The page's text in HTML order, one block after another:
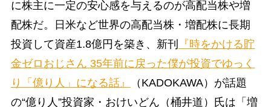
に株主に一定の安心感を与えるのが高配当株や増
配株だ。日米など世界の高配当株・増配株に長期
投資して資産1.8億円を築き、新刊
『時をかける貯
金ゼロおじさん 35年前に戻った僕が投資でゆっく
り「億り人」になる話』
（KADOKAWA）が話題
の“億り人”投資家・おけいどん（桶井道）氏は「増